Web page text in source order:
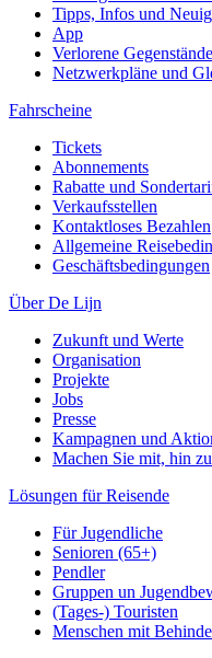
Tipps, Infos und
App
Verlorene Gegenstände
Netzwerkpläne und
Fahrscheine
Tickets
Abonnements
Rabatte und
Verkaufsstellen
Kontaktloses Bezahlen
Allgemeine
Geschäftsbedingungen
Über De Lijn
Zukunft und Werte
Organisation
Projekte
Jobs
Presse
Kampagnen und
Machen Sie mit, hin
Lösungen für Reisende
Für Jugendliche
Senioren (65+)
Pendler
Gruppen un
(Tages-) Touristen
Menschen mit